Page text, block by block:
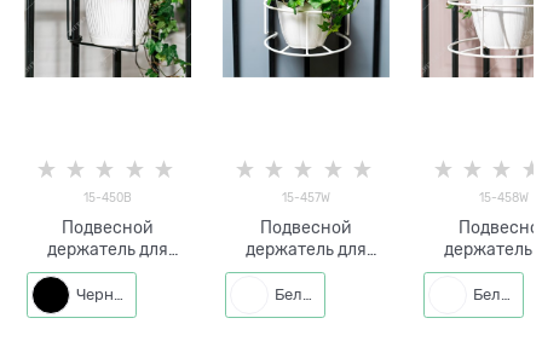
15-450B
Подвесной
держатель для
кашпо 15-450 d=17
см металл
Черный
15-457W
Подвесной
держатель для
кашпо 15-457 d=23
см металл
Белый
15-458W
держатель
кашпо 15-458
см
Белый